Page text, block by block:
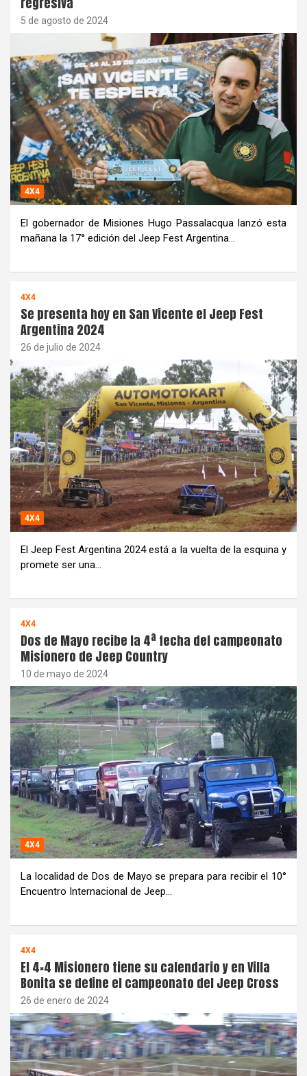
5 de agosto de 2024
4X4
El gobernador de Misiones Hugo Passalacqua lanzó esta
mañana la 17° edición del Jeep Fest Argentina…
4X4
Se presenta hoy en San Vicente el Jeep Fest
Argentina 2024
26 de julio de 2024
4X4
El Jeep Fest Argentina 2024 está a la vuelta de la esquina y
promete ser una…
4X4
Dos de Mayo recibe la 4ª fecha del campeonato
Misionero de Jeep Country
10 de mayo de 2024
4X4
La localidad de Dos de Mayo se prepara para recibir el 10°
Encuentro Internacional de Jeep…
4X4
El 4×4 Misionero tiene su calendario y en Villa
Bonita se define el campeonato del Jeep Cross
26 de enero de 2024